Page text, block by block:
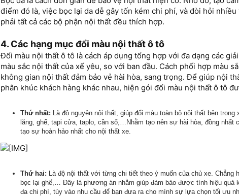
điểm đó là, việc bọc lại da dễ gây tốn kém chi phí, và đòi hỏi
phải tất cả các bộ phận nội thất đều thích hợp.
4. Các hạng mục đổi màu nội thất ô tô
Đổi màu nội thất ô tô là cách áp dụng tổng hợp với đa dạng các
màu sắc nội thất của xế yêu, so với ban đầu. Cách phối hợp màu
không gian nội thất đảm bảo vẻ hài hòa, sang trọng. Để giúp nội
phân khúc khách hàng khác nhau, hiện gói đổi màu nội thất ô tô
Thứ nhất: Là độ nguyên nội thất, giúp đổi màu toàn bộ nội thất bên
lăng, ghế, tapi cửa, taplo, cần số,…Nhằm tạo nên sự hài hòa, đồng nhất
tạo sự hoàn hảo nhất cho nội thất xe.
Thứ hai: Là độ nội thất với từng chi tiết theo ý muốn của chủ xe. Chẳng
bọc lại ghế,… Đây là phương án nhằm giúp đảm bảo được tính hiệu quả
đa chi phí, tùy vào nhu cầu để bạn đưa ra cho mình sự lựa chọn tối ưu